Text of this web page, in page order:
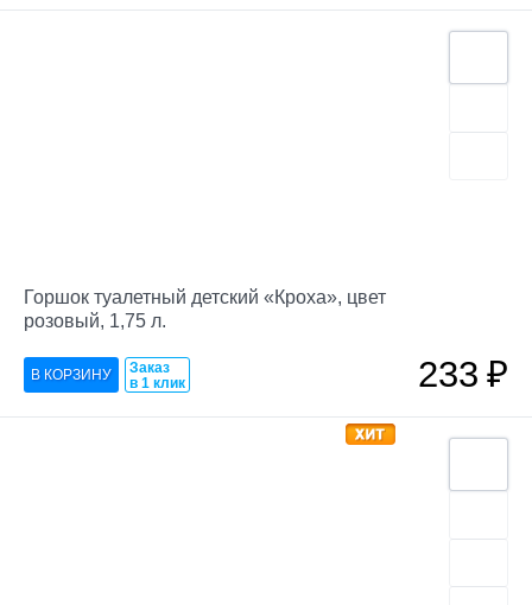
Горшок туалетный детский «Кроха», цвет
розовый, 1,75 л.
Заказ
в 1 клик
233₽